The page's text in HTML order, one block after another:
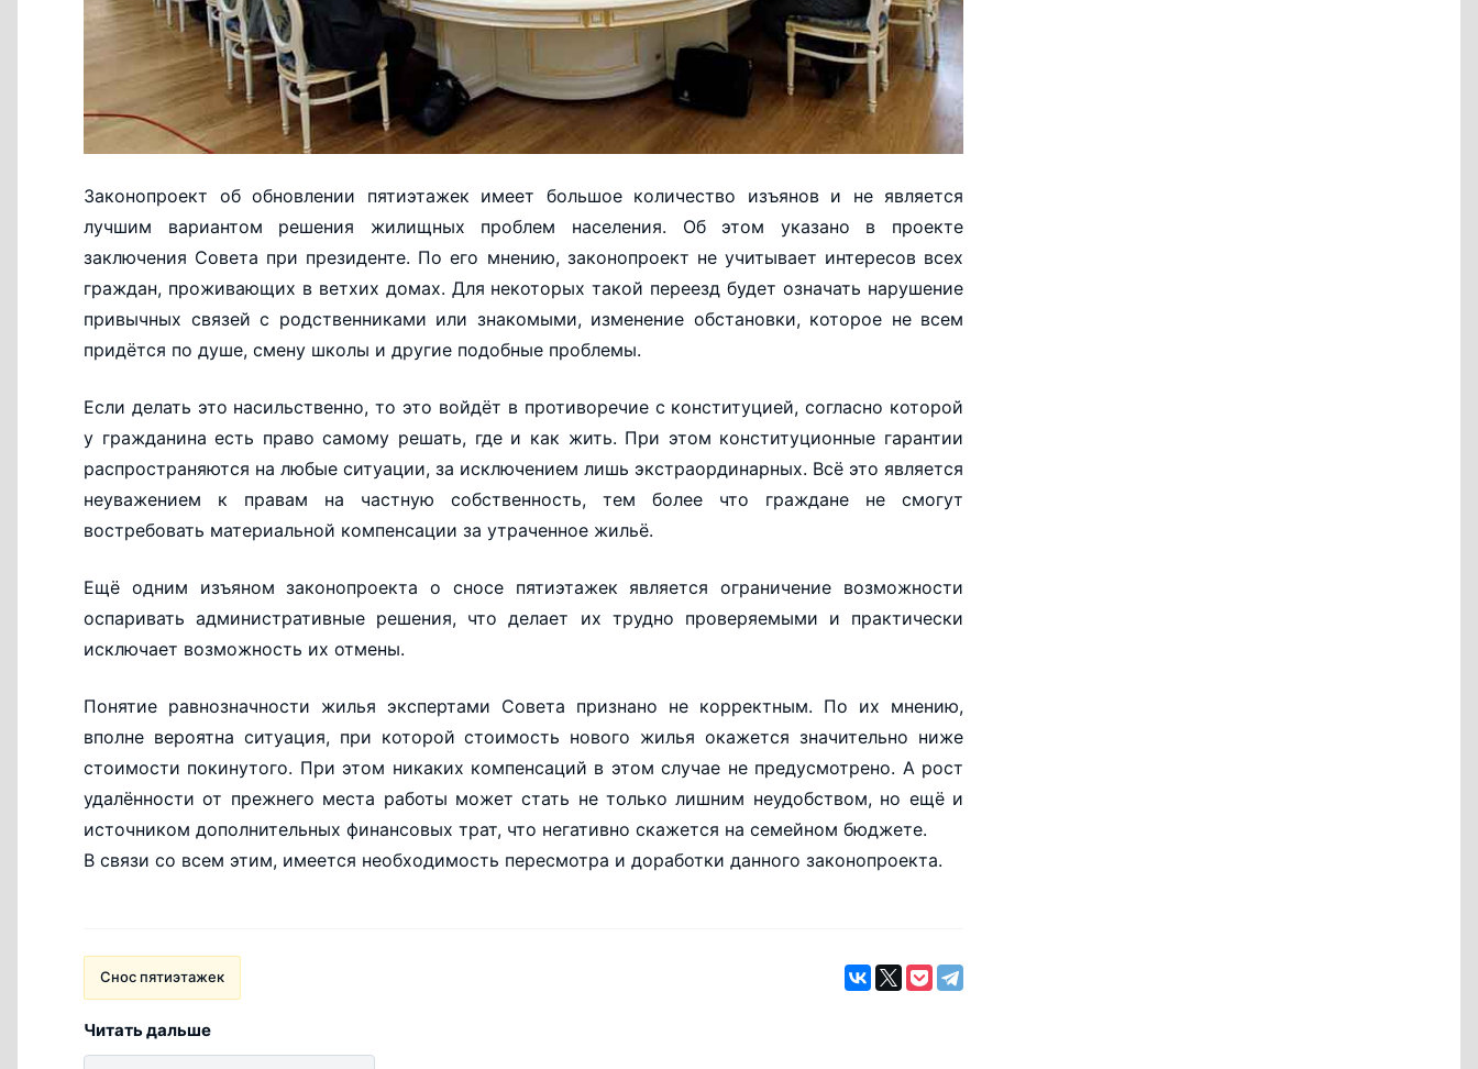
Законопроект об обновлении пятиэтажек имеет большое количество изъянов и не является
лучшим вариантом решения жилищных проблем населения. Об этом указано в проекте
заключения Совета при президенте. По его мнению, законопроект не учитывает интересов всех
граждан, проживающих в ветхих домах. Для некоторых такой переезд будет означать нарушение
привычных связей с родственниками или знакомыми, изменение обстановки, которое не всем
придётся по душе, смену школы и другие подобные проблемы.
Если делать это насильственно, то это войдёт в противоречие с конституцией, согласно которой
у гражданина есть право самому решать, где и как жить. При этом конституционные гарантии
распространяются на любые ситуации, за исключением лишь экстраординарных. Всё это является
неуважением к правам на частную собственность, тем более что граждане не смогут
востребовать материальной компенсации за утраченное жильё.
Ещё одним изъяном законопроекта о сносе пятиэтажек является ограничение возможности
оспаривать административные решения, что делает их трудно проверяемыми и практически
исключает возможность их отмены.
Понятие равнозначности жилья экспертами Совета признано не корректным. По их мнению,
вполне вероятна ситуация, при которой стоимость нового жилья окажется значительно ниже
стоимости покинутого. При этом никаких компенсаций в этом случае не предусмотрено. А рост
удалённости от прежнего места работы может стать не только лишним неудобством, но ещё и
источником дополнительных финансовых трат, что негативно скажется на семейном бюджете.
В связи со всем этим, имеется необходимость пересмотра и доработки данного законопроекта.
Снос пятиэтажек
Читать дальше